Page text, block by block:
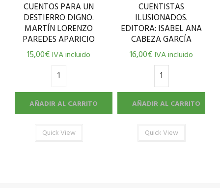
CUENTOS PARA UN
DESTIERRO DIGNO.
MARTÍN LORENZO
PAREDES APARICIO
15,00€IVA incluido
AÑADIR AL CARRITO
Quick View
CUENTISTAS
ILUSIONADOS.
EDITORA: ISABEL ANA
CABEZA GARCÍA
16,00€IVA incluido
AÑADIR AL CARRITO
Quick View